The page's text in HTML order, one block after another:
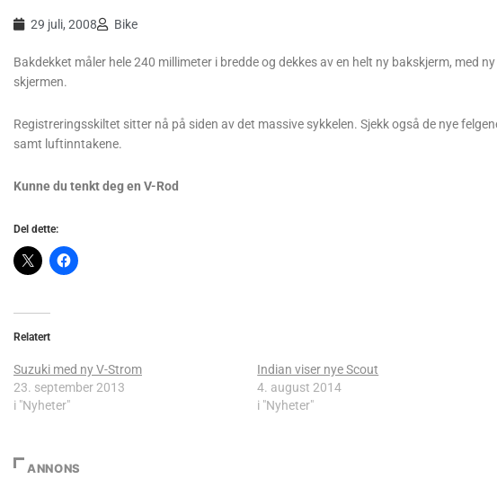
29 juli, 2008 Bike
Bakdekket måler hele 240 millimeter i bredde og dekkes av en helt ny bakskjerm, med
skjermen.
Registreringsskiltet sitter nå på siden av det massive sykkelen. Sjekk også de nye
samt luftinntakene.
Kunne du tenkt deg en V-Rod
Del dette:
Relatert
Suzuki med ny V-Strom
23. september 2013
i "Nyheter"
Indian viser nye Scout
4. august 2014
i "Nyheter"
ANNONS